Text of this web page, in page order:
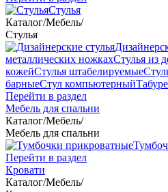
Стулья
Каталог/Мебель/
Стулья
металлических ножкахСтулья из
кожейСтулья штабелируемые
барныеСтул компьютерный
Перейти в раздел
Мебель для спальни
Каталог/Мебель/
Мебель для спальни
Перейти в раздел
Кровати
Каталог/Мебель/